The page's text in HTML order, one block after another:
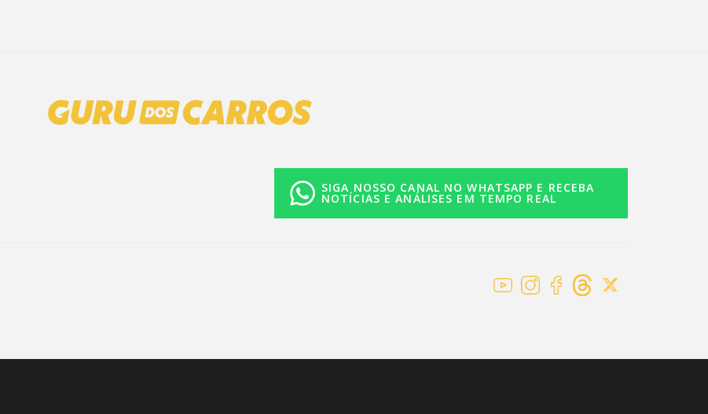
SIGA NOSSO CANAL NO WHATSAPP E RECEBA
NOTÍCIAS E ANÁLISES EM TEMPO REAL